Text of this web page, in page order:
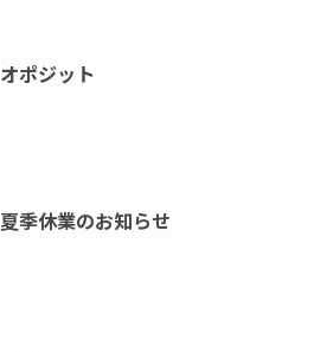
オポジット
夏季休業のお知らせ